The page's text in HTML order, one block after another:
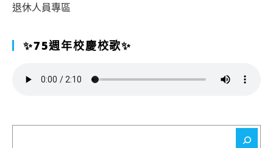
退休人員專區
✨75週年校慶校歌✨